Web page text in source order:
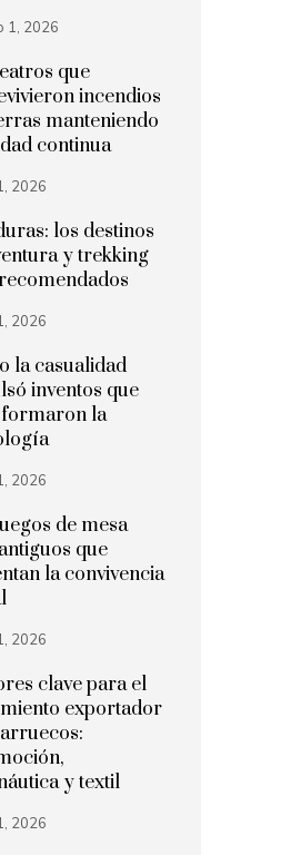
1, 2026
que
incendios
manteniendo
continua
2026
los destinos
y trekking
2026
la casualidad
inventos que
la
2026
de mesa
que
la convivencia
2026
clave para el
exportador
y textil
2026